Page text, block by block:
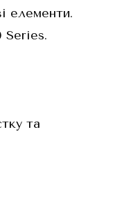
елементи.
Series.
та